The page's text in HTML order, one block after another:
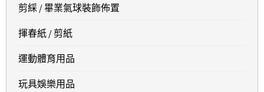
剪綵 / 畢業氣球裝飾佈置
揮春紙 / 剪紙
運動體育用品
玩具娛樂用品